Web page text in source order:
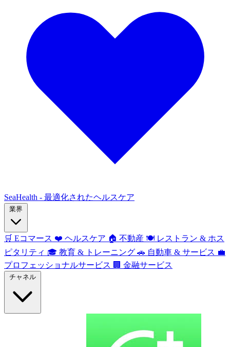
SeaHealth - 最適化されたヘルスケア
🛒 Eコマース ❤️ ヘルスケア 🏠 不動産 🍽️ レストラン & ホス
ピタリティ 🎓 教育 & トレーニング 🚗 自動車 & サービス 💼
プロフェッショナルサービス 🏢 金融サービス